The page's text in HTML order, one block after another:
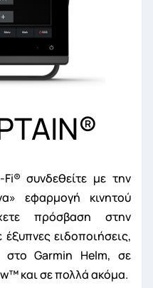
®
® συνδεθείτε με την
εφαρμογή κινητού
πρόσβαση στην
ειδοποιήσεις,
στο Garmin Helm, σε
και σε πολλά ακόμα.